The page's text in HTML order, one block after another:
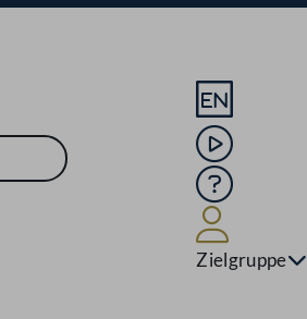
Sprache
Mediathek
Hilfe
Zielgruppe